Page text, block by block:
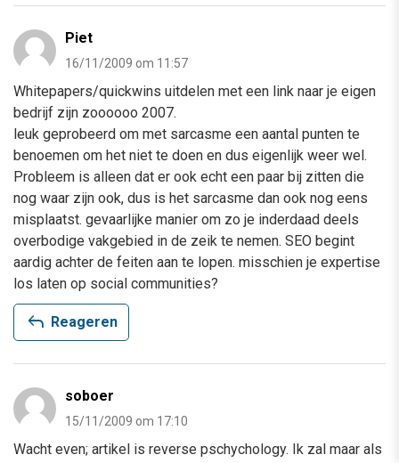
Piet
16/11/2009 om 11:57
Whitepapers/quickwins uitdelen met een link naar je eigen
bedrijf zijn zoooooo 2007.
leuk geprobeerd om met sarcasme een aantal punten te
benoemen om het niet te doen en dus eigenlijk weer wel.
Probleem is alleen dat er ook echt een paar bij zitten die
nog waar zijn ook, dus is het sarcasme dan ook nog eens
misplaatst. gevaarlijke manier om zo je inderdaad deels
overbodige vakgebied in de zeik te nemen. SEO begint
aardig achter de feiten aan te lopen. misschien je expertise
los laten op social communities?
reply Reageren
soboer
15/11/2009 om 17:10
Wacht even; artikel is reverse pschychology. Ik zal maar als